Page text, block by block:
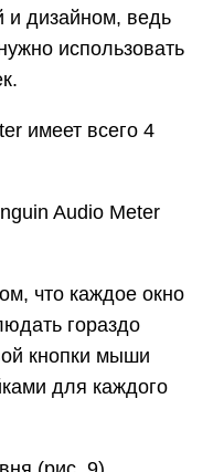
и дизайном, ведь
использовать
имеет всего 4
Audio Meter
что каждое окно
гораздо
кнопки мыши
для каждого